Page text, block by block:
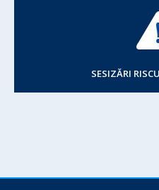
SESIZĂRI